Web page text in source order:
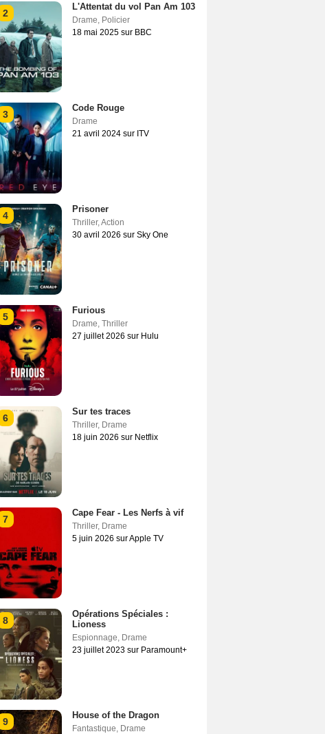
2
L'Attentat du vol Pan Am 103
Drame, Policier
18 mai 2025 sur BBC
3
Code Rouge
Drame
21 avril 2024 sur ITV
4
Prisoner
Thriller,Action
30 avril 2026 sur Sky One
5
Furious
Drame, Thriller
27 juillet 2026 sur Hulu
6
Sur tes traces
Thriller, Drame
18 juin 2026 sur Netflix
7
Cape Fear - Les Nerfs à vif
Thriller, Drame
5 juin 2026 sur Apple TV
8
Opérations Spéciales :
Lioness
Espionnage, Drame
23 juillet 2023 sur Paramount+
9
House of the Dragon
Fantastique, Drame